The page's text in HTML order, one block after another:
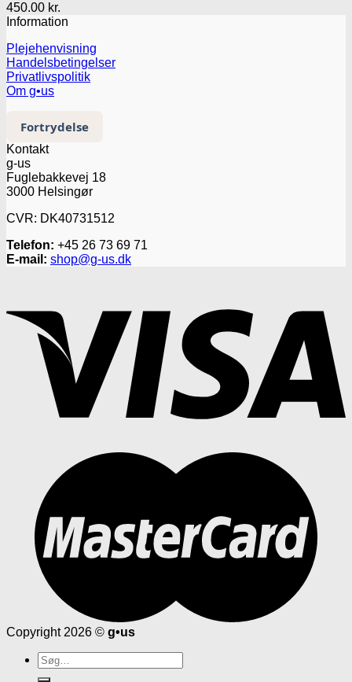
450.00 kr.
Information
Plejehenvisning
Handelsbetingelser
Privatlivspolitik
Om g•us
Fortrydelse
Kontakt
g-us
Fuglebakkevej 18
3000 Helsingør
CVR: DK40731512
Telefon: +45 26 73 69 71‬
E-mail: shop@g-us.dk
Copyright 2026 © g•us
Søg
efter: